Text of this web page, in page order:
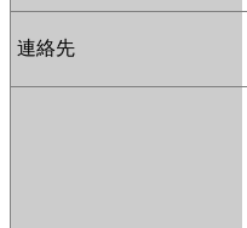
連絡先